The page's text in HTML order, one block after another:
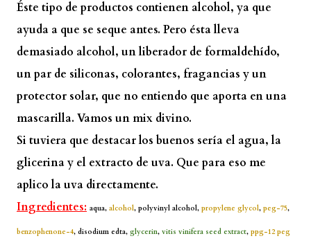
Éste tipo de productos contienen alcohol, ya que
ayuda a que se seque antes. Pero ésta lleva
demasiado alcohol, un liberador de formaldehído,
un par de siliconas, colorantes, fragancias y un
protector solar, que no entiendo que aporta en una
mascarilla. Vamos un mix divino.
Si tuviera que destacar los buenos sería el agua, la
glicerina y el extracto de uva. Que para eso me
aplico la uva directamente.
Ingredientes: aqua, alcohol, polyvinyl alcohol, propylene glycol, peg-75,
benzophenone-4, disodium edta, glycerin, vitis vinifera seed extract, ppg-12 peg